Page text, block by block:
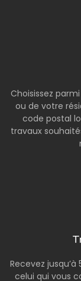
Choisissez
ou de votre
code postal
travaux
Recevez
celui qui vous